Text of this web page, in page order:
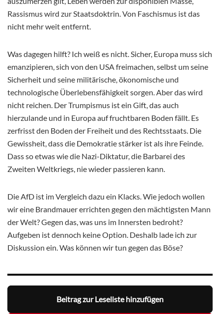
Rassismus wird zur Staatsdoktrin. Von Faschismus ist das
nicht mehr weit entfernt.
Was dagegen hilft? Ich weiß es nicht. Sicher, Europa muss sich
emanzipieren, sich von den USA freimachen, selbst um seine
Sicherheit und seine militärische, ökonomische und
technologische Überlebensfähigkeit sorgen. Aber das wird
nicht reichen. Der Trumpismus ist ein Gift, das auch
hierzulande und in Europa auf fruchtbaren Boden fällt. Es
zerfrisst den Boden der Freiheit und des Rechtsstaats. Die
Gewissheit, dass die Demokratie stärker ist als ihre Feinde.
Dass so etwas wie die Nazi-Diktatur, die Barbarei des
Zweiten Weltkriegs, nie wieder passieren kann.
Die AfD ist im Vergleich dazu ein Klacks. Wie jedoch wollen
wir eine Brandmauer errichten gegen den mächtigsten Mann
der Welt? Gegen das, was uns im Innersten bedroht?
Aufgeben ist dennoch keine Option. Deshalb lade ich zur
Diskussion ein. Was können wir tun gegen das Böse?
Beitrag zur Leseliste hinzufügen